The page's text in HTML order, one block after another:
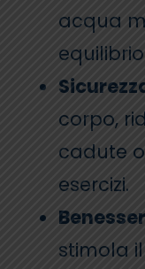
acqua
corpo,
cadute
esercizi.
stimola